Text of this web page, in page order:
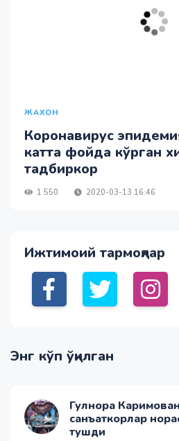
ЖАХОН
Коронавирус
катта фойда кўрган
тадбиркор
1 550 2020-03-13 16:46
Ижтимоий тармоқлар
Энг кўп ўқилган
Гулнора
санъаткорлар
тушди